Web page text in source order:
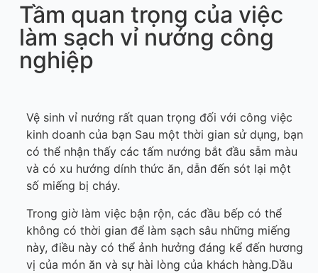
Tầm quan trọng của việc
làm sạch vỉ nướng công
nghiệp
Vệ sinh vỉ nướng rất quan trọng đối với công việc
kinh doanh của bạn Sau một thời gian sử dụng, bạn
có thể nhận thấy các tấm nướng bắt đầu sẫm màu
và có xu hướng dính thức ăn, dẫn đến sót lại một
số miếng bị cháy.
Trong giờ làm việc bận rộn, các đầu bếp có thể
không có thời gian để làm sạch sâu những miếng
này, điều này có thể ảnh hưởng đáng kể đến hương
vị của món ăn và sự hài lòng của khách hàng.Dầu